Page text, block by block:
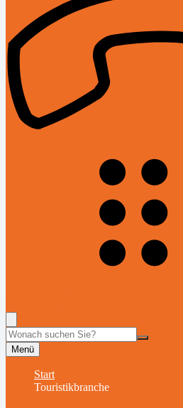
Suche
Menü
Start
Touristikbranche